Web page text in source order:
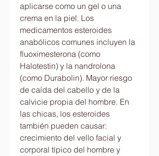
aplicarse como un gel o una
crema en la piel. Los
medicamentos esteroides
anabólicos comunes incluyen la
fluoximesterona (como
Halotestin) y la nandrolona
(como Durabolin). Mayor riesgo
de caída del cabello y de la
calvicie propia del hombre. En
las chicas, los esteroides
también pueden causar:
crecimiento del vello facial y
corporal típico del hombre y